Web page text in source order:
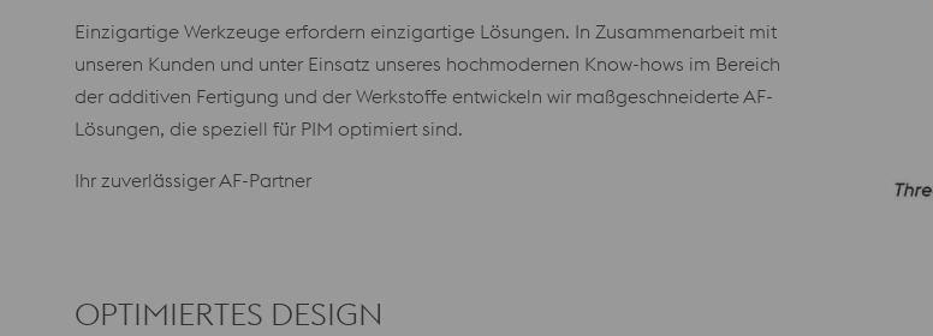
Einzigartige Werkzeuge erfordern einzigartige Lösungen. In Zusammenarbeit mit
unseren Kunden und unter Einsatz unseres hochmodernen Know-hows im Bereich
der additiven Fertigung und der Werkstoffe entwickeln wir maßgeschneiderte AF-
Lösungen, die speziell für PIM optimiert sind.
Ihr zuverlässiger AF-Partner
OPTIMIERTES DESIGN